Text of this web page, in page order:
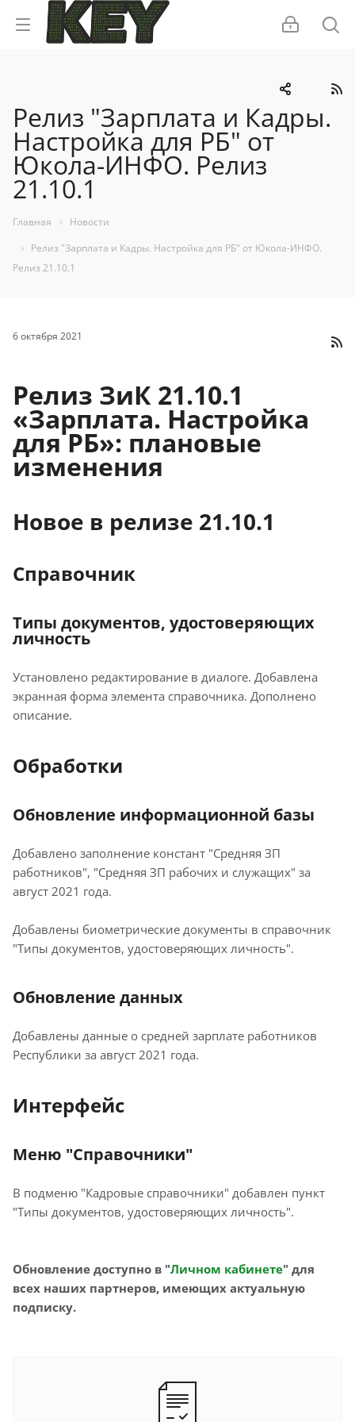
Релиз "Зарплата и Кадры.
Настройка для РБ" от
Юкола-ИНФО. Релиз
21.10.1
Главная
Новости
Релиз "Зарплата и Кадры. Настройка для РБ" от Юкола-ИНФО.
Релиз 21.10.1
6 октября 2021
Релиз ЗиК 21.10.1
«Зарплата. Настройка
для РБ»: плановые
изменения
Новое в релизе 21.10.1
Справочник
Типы документов, удостоверяющих
личность
Установлено редактирование в диалоге. Добавлена
экранная форма элемента справочника. Дополнено
описание.
Обработки
Обновление информационной базы
Добавлено заполнение констант "Средняя ЗП
работников", "Средняя ЗП рабочих и служащих" за
август 2021 года.
Добавлены биометрические документы в справочник
"Типы документов, удостоверяющих личность".
Обновление данных
Добавлены данные о средней зарплате работников
Республики за август 2021 года.
Интерфейс
Меню "Справочники"
В подменю "Кадровые справочники" добавлен пункт
"Типы документов, удостоверяющих личность".
Обновление доступно в "Личном кабинете" для
всех наших партнеров, имеющих актуальную
подписку.